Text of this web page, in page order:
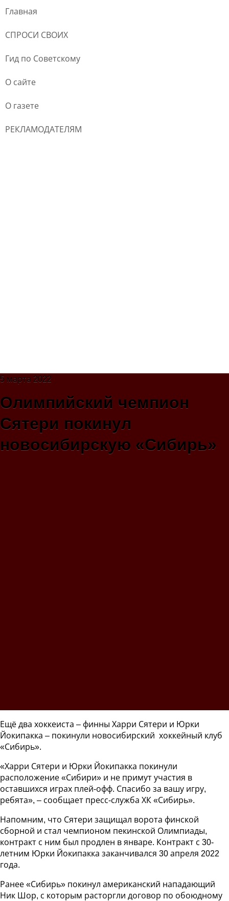
Главная
СПРОСИ СВОИХ
Гид по Советскому
О сайте
О газете
РЕКЛАМОДАТЕЛЯМ
5 марта 2022
Олимпийский чемпион
Сятери покинул
новосибирскую «Сибирь»
Ещё два хоккеиста – финны Харри Сятери и Юрки
Йокипакка – покинули новосибирский хоккейный клуб
«Сибирь».
«Харри Сятери и Юрки Йокипакка покинули
расположение «Сибири» и не примут участия в
оставшихся играх плей-офф. Спасибо за вашу игру,
ребята», – сообщает пресс-служба ХК «Сибирь».
Напомним, что Сятери защищал ворота финской
сборной и стал чемпионом пекинской Олимпиады,
контракт с ним был продлен в январе. Контракт с 30-
летним Юрки Йокипакка заканчивался 30 апреля 2022
года.
Ранее «Сибирь» покинул американский нападающий
Ник Шор, с которым расторгли договор по обоюдному